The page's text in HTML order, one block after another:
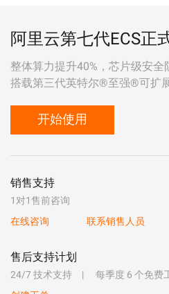
阿里云第七代ECS正
整体算力提升40%，芯片级安全
搭载第三代英特尔®至强®可扩
开始使用
销售支持
1对1售前咨询
在线咨询
联系销售人员
售后支持计划
24/7 技术支持 每季度 6 个免费